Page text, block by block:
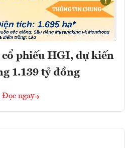
phiếu HGI, dự kiến
1.139 tỷ đồng
Đọc ngay